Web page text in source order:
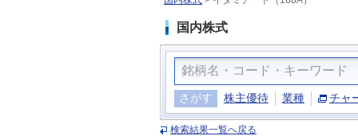
国内株式
さがす 株主優待 業種 チャ
検索結果一覧へ戻る